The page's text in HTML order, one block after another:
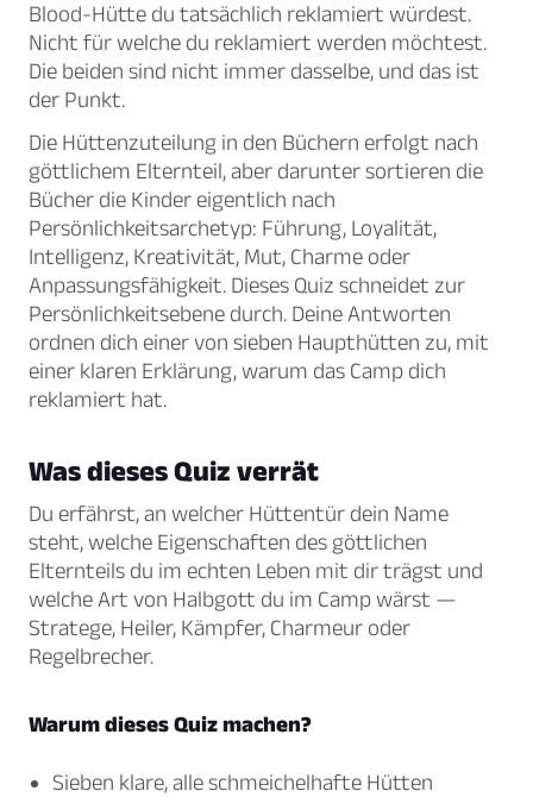
Blood-Hütte du tatsächlich reklamiert würdest.
Nicht für welche du reklamiert werden möchtest.
Die beiden sind nicht immer dasselbe, und das ist
der Punkt.
Die Hüttenzuteilung in den Büchern erfolgt nach
göttlichem Elternteil, aber darunter sortieren die
Bücher die Kinder eigentlich nach
Persönlichkeitsarchetyp: Führung, Loyalität,
Intelligenz, Kreativität, Mut, Charme oder
Anpassungsfähigkeit. Dieses Quiz schneidet zur
Persönlichkeitsebene durch. Deine Antworten
ordnen dich einer von sieben Haupthütten zu, mit
einer klaren Erklärung, warum das Camp dich
reklamiert hat.
Was dieses Quiz verrät
Du erfährst, an welcher Hüttentür dein Name
steht, welche Eigenschaften des göttlichen
Elternteils du im echten Leben mit dir trägst und
welche Art von Halbgott du im Camp wärst —
Stratege, Heiler, Kämpfer, Charmeur oder
Regelbrecher.
Warum dieses Quiz machen?
Sieben klare, alle schmeichelhafte Hütten